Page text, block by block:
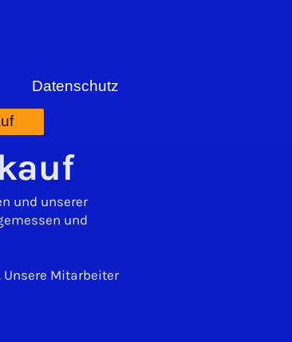
Datenschutz
und unserer
und
Mitarbeiter